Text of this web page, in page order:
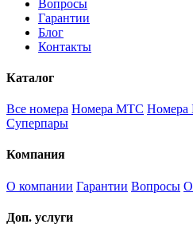
Вопросы
Гарантии
Блог
Контакты
Каталог
Все номера Номера МТС Номера
Суперпары
Компания
О компании Гарантии Вопросы
Доп. услуги